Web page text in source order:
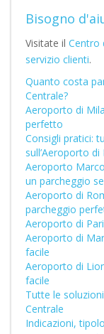
Bisogno
Visitate il Centro
servizio clienti.
Quanto costa
Centrale?
Aeroporto di
perfetto
Consigli pratici:
sull’Aeroporto
Aeroporto
un parcheggio
Aeroporto di
parcheggio
Aeroporto di
Aeroporto di
facile
Aeroporto di
facile
Tutte le
Centrale
Indicazioni,